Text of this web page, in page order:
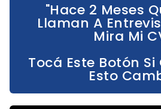
"Hace 2 Meses
Llaman A
Mira Mi
Tocá Este Botón Si
Esto